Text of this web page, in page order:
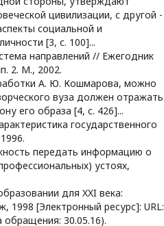
цивилизации, с другой -
социальной и
[3, с. 100]...
направлений // Ежегодник
2. М., 2002.
А. Ю. Кошмарова, можно
вуза должен отражать
его образа [4, с. 426]...
государственного
передать информацию о
устоях,
для XXI века:
1998 [Электронный ресурс]: URL:
30.05.16).